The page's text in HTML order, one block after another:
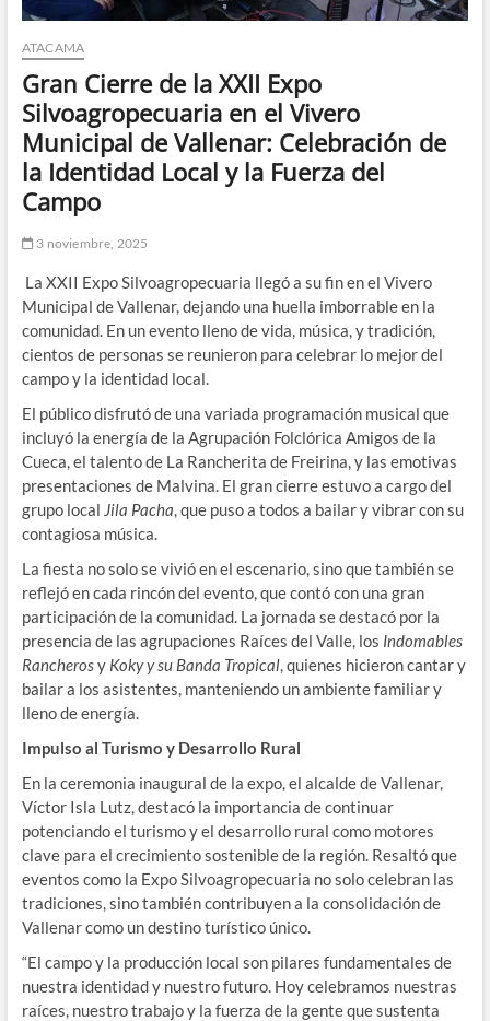
ATACAMA
Gran Cierre de la XXII Expo
Silvoagropecuaria en el Vivero
Municipal de Vallenar: Celebración de
la Identidad Local y la Fuerza del
Campo
3 noviembre, 2025
La XXII Expo Silvoagropecuaria llegó a su fin en el Vivero
Municipal de Vallenar, dejando una huella imborrable en la
comunidad. En un evento lleno de vida, música, y tradición,
cientos de personas se reunieron para celebrar lo mejor del
campo y la identidad local.
El público disfrutó de una variada programación musical que
incluyó la energía de la Agrupación Folclórica Amigos de la
Cueca, el talento de La Rancherita de Freirina, y las emotivas
presentaciones de Malvina. El gran cierre estuvo a cargo del
grupo local Jila Pacha, que puso a todos a bailar y vibrar con su
contagiosa música.
La fiesta no solo se vivió en el escenario, sino que también se
reflejó en cada rincón del evento, que contó con una gran
participación de la comunidad. La jornada se destacó por la
presencia de las agrupaciones Raíces del Valle, los Indomables
Rancherosy Koky y su Banda Tropical, quienes hicieron cantar y
bailar a los asistentes, manteniendo un ambiente familiar y
lleno de energía.
Impulso al Turismo y Desarrollo Rural
En la ceremonia inaugural de la expo, el alcalde de Vallenar,
Víctor Isla Lutz, destacó la importancia de continuar
potenciando el turismo y el desarrollo rural como motores
clave para el crecimiento sostenible de la región. Resaltó que
eventos como la Expo Silvoagropecuaria no solo celebran las
tradiciones, sino también contribuyen a la consolidación de
Vallenar como un destino turístico único.
“El campo y la producción local son pilares fundamentales de
nuestra identidad y nuestro futuro. Hoy celebramos nuestras
raíces, nuestro trabajo y la fuerza de la gente que sustenta